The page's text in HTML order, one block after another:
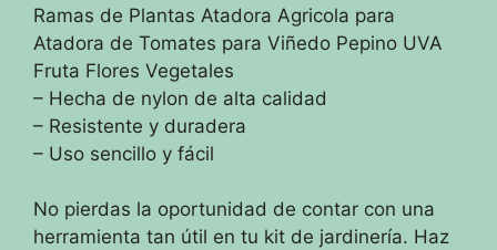
Ramas de Plantas Atadora Agricola para
Atadora de Tomates para Viñedo Pepino UVA
Fruta Flores Vegetales
– Hecha de nylon de alta calidad
– Resistente y duradera
– Uso sencillo y fácil
No pierdas la oportunidad de contar con una
herramienta tan útil en tu kit de jardinería. Haz